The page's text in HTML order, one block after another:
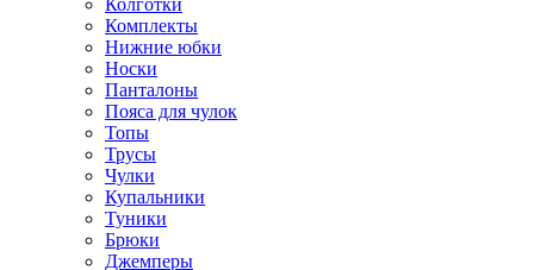
Комплекты
Нижние юбки
Носки
Панталоны
Поясa для чулок
Топы
Трусы
Чулки
Купальники
Туники
Брюки
Джемперы